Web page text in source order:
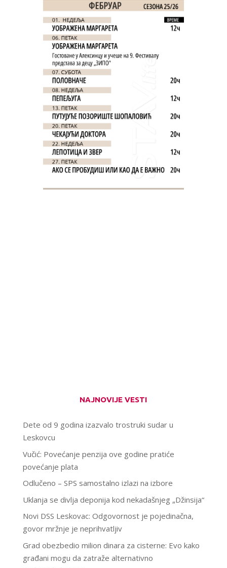
NAJNOVIJE VESTI
Dete od 9 godina izazvalo trostruki sudar u
Leskovcu
Vučić: Povećanje penzija ove godine pratiće
povećanje plata
Odlučeno – SPS samostalno izlazi na izbore
Uklanja se divlja deponija kod nekadašnjeg „Džinsija“
Novi DSS Leskovac: Odgovornost je pojedinačna,
govor mržnje je neprihvatljiv
Grad obezbedio milion dinara za cisterne: Evo kako
građani mogu da zatraže alternativno